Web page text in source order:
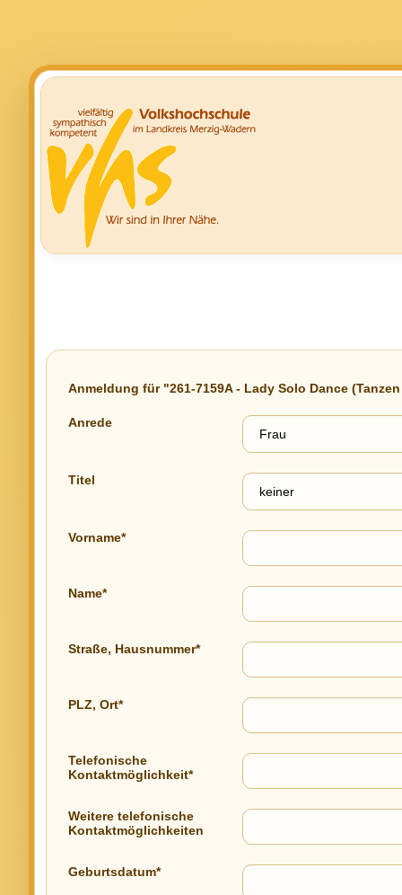
Anmeldung für "261-7159A - Lady Solo Dance
Anrede
Titel
Vorname*
Name*
Straße, Hausnummer*
PLZ, Ort*
Telefonische
Kontaktmöglichkeit*
Weitere telefonische
Kontaktmöglichkeiten
Geburtsdatum*